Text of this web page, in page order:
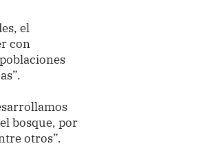
el
con
bosque, por
otros”.